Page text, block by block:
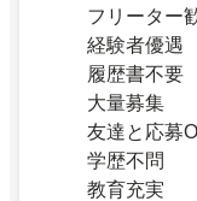
フリーター
経験者優遇
履歴書不要
大量募集
友達と応募
学歴不問
教育充実